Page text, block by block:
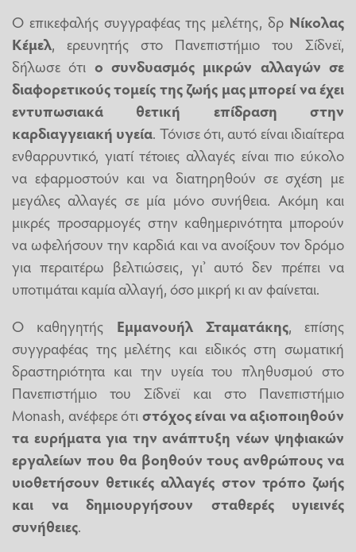
Ο επικεφαλής συγγραφέας της μελέτης, δρ Νίκολας
Κέμελ, ερευνητής στο Πανεπιστήμιο του Σίδνεϊ,
δήλωσε ότι ο συνδυασμός μικρών αλλαγών σε
διαφορετικούς τομείς της ζωής μας μπορεί να έχει
εντυπωσιακά θετική επίδραση στην
καρδιαγγειακή υγεία. Τόνισε ότι, αυτό είναι ιδιαίτερα
ενθαρρυντικό, γιατί τέτοιες αλλαγές είναι πιο εύκολο
να εφαρμοστούν και να διατηρηθούν σε σχέση με
μεγάλες αλλαγές σε μία μόνο συνήθεια. Ακόμη και
μικρές προσαρμογές στην καθημερινότητα μπορούν
να ωφελήσουν την καρδιά και να ανοίξουν τον δρόμο
για περαιτέρω βελτιώσεις, γι’ αυτό δεν πρέπει να
υποτιμάται καμία αλλαγή, όσο μικρή κι αν φαίνεται.
Ο καθηγητής Εμμανουήλ Σταματάκης, επίσης
συγγραφέας της μελέτης και ειδικός στη σωματική
δραστηριότητα και την υγεία του πληθυσμού στο
Πανεπιστήμιο του Σίδνεϊ και στο Πανεπιστήμιο
Monash, ανέφερε ότιστόχος είναι να αξιοποιηθούν
τα ευρήματα για την ανάπτυξη νέων ψηφιακών
εργαλείων που θα βοηθούν τους ανθρώπους να
υιοθετήσουν θετικές αλλαγές στον τρόπο ζωής
και να δημιουργήσουν σταθερές υγιεινές
συνήθειες.